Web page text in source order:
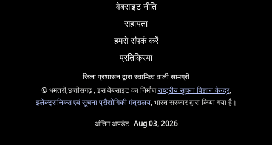
वेबसाइट नीति
सहायता
हमसे संपर्क करें
प्रतिक्रिया
जिला प्रशासन द्वारा स्वामित्व वाली सामग्री
© धमतरी,छत्तीसगढ़ , इस वेबसाइट का निर्माणराष्ट्रीय सूचना विज्ञान केन्द्र,
इलेक्ट्रानिक्स एवं सूचना प्रौद्योगिकी मंत्रालय, भारत सरकार द्वारा किया गया है।
अंतिम अपडेट: Aug 03, 2026